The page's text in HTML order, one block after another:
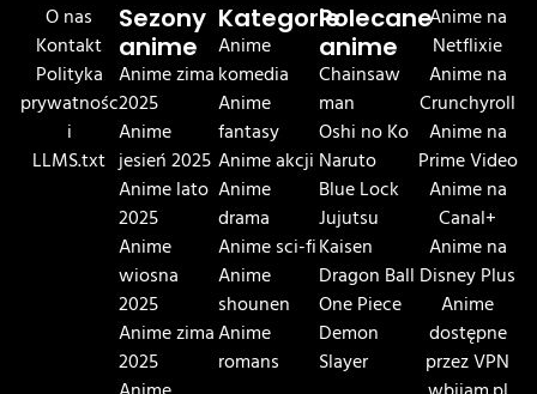
O nas
Kontakt
Polityka
prywatnośc
i
LLMS.txt
Sezony
anime
Anime zima
2025
Anime
jesień 2025
Anime lato
2025
Anime
wiosna
2025
Anime zima
2025
Kategorie
Anime
komedia
Anime
fantasy
Anime akcji
Anime
drama
Anime sci-fi
Anime
shounen
Anime
romans
Polecane
anime
Chainsaw
man
Oshi no Ko
Naruto
Blue Lock
Jujutsu
Kaisen
Dragon Ball
One Piece
Demon
Slayer
Anime na
Netflixie
Anime na
Crunchyroll
Anime na
Prime Video
Anime na
Canal+
Anime na
Disney Plus
Anime
dostępne
przez VPN